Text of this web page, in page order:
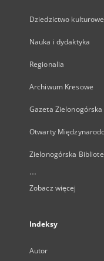
Dziedzictwo kulturowe
Nauka i dydaktyka
Regionalia
Archiwum Kresowe
Gazeta Zielonogórska
Otwarty
Zielonogórska
...
Zobacz więcej
Indeksy
Autor